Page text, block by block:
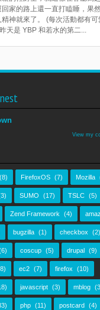
回家的路上還一直打瞌睡，果
神就來了。 (每次活動都有
天是 YBP 和若水的第二...
View my
(8) FirefoxOS (7) Mozilla
SUMO (17) TSLC (5)
Zend Framework (4)
bugzilla (1) checkbox (2)
coscup (5) drupal (9)
ec2 (7) firefox (10)
javascript (3) mblog
php (11) postcard (4)